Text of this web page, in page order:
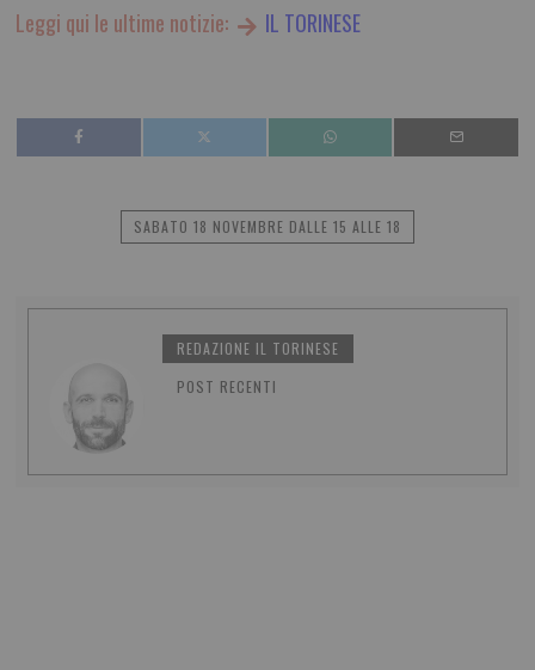
Leggi qui le ultime notizie: IL TORINESE
SABATO 18 NOVEMBRE DALLE 15 ALLE 18
REDAZIONE IL TORINESE
POST RECENTI